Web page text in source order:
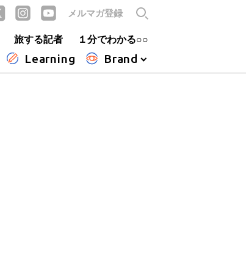
旅する記者 １分でわかる○○
Learning Brand
メルマガ登録